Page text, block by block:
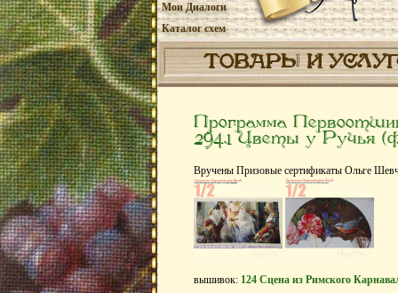
Мои Диалоги
Каталог схем
ТОВАРЫ И
Программа
294.1 Цветы у Ручья
Вручены Призовые сертификаты Ольге
вышивок: 124 Сцена из Римского